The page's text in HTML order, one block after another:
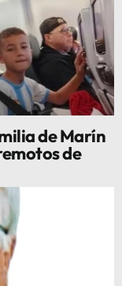
de Marín
de